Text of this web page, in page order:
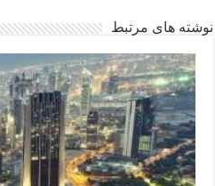
نوشته های مرتبط